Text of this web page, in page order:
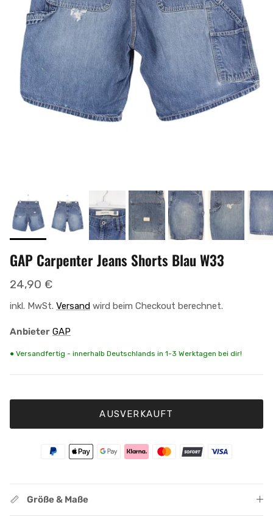
GAP Carpenter Jeans Shorts Blau W33
Normaler Preis
24,90 €
inkl. MwSt. Versand wird beim Checkout berechnet.
Anbieter GAP
● Versandfertig - innerhalb Deutschlands in 1-3 Werktagen bei dir!
AUSVERKAUFT
Größe & Maße